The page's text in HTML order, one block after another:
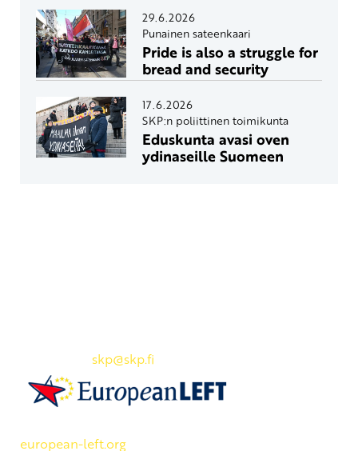
29.6.2026
Punainen sateenkaari
Pride is also a struggle for
bread and security
17.6.2026
SKP:n poliittinen toimikunta
Eduskunta avasi oven
ydinaseille Suomeen
skp@skp.fi
european-left.org